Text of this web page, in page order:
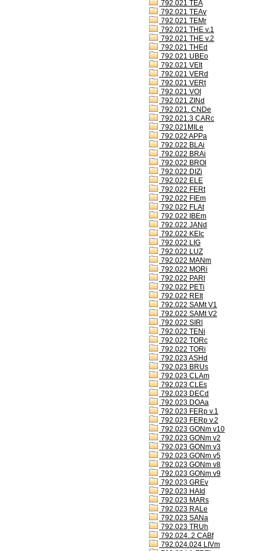
792.021 TEA
792.021 TEAv
792.021 TEMr
792.021 THE v.1
792.021 THE v.2
792.021 THEd
792.021 UBEo
792.021 VEIt
792.021 VERd
792.021 VERt
792.021 VOI
792.021 ZINd
792.021. CNDe
792.021.3 CARc
792.021MILe
792.022 APPa
792.022 BLAi
792.022 BRAi
792.022 BROl
792.022 DIZi
792.022 ELE
792.022 FERt
792.022 FIEm
792.022 FLAt
792.022 IBEm
792.022 JANd
792.022 KEIc
792.022 LIG
792.022 LUZ
792.022 MANm
792.022 MORi
792.022 PARl
792.022 PETi
792.022 REIt
792.022 SAMt V1
792.022 SAMt V2
792.022 SIRl
792.022 TENi
792.022 TORc
792.022 TORi
792.023 ASHd
792.023 BRUs
792.023 CLAm
792.023 CLEs
792.023 DECd
792.023 DOAa
792.023 FERp v.1
792.023 FERp v.2
792.023 GONm v10
792.023 GONm v2
792.023 GONm v3
792.023 GONm v5
792.023 GONm v8
792.023 GONm v9
792.023 GREv
792.023 HAId
792.023 MARs
792.023 RALe
792.023 SANa
792.023 TRUh
792.024..2 CABf
792.024.024 LIVm